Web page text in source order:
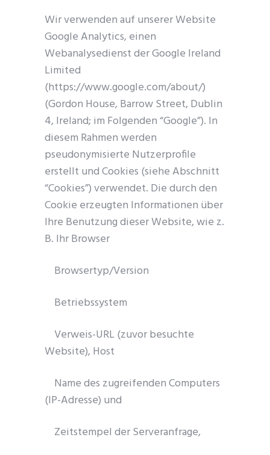
Wir verwenden auf unserer Website
Google Analytics, einen
Webanalysedienst der Google Ireland
Limited
(https://www.google.com/about/)
(Gordon House, Barrow Street, Dublin
4, Ireland; im Folgenden “Google”). In
diesem Rahmen werden
pseudonymisierte Nutzerprofile
erstellt und Cookies (siehe Abschnitt
“Cookies”) verwendet. Die durch den
Cookie erzeugten Informationen über
Ihre Benutzung dieser Website, wie z.
B. Ihr Browser
Browsertyp/Version
Betriebssystem
Verweis-URL (zuvor besuchte
Website), Host
Name des zugreifenden Computers
(IP-Adresse) und
Zeitstempel der Serveranfrage,